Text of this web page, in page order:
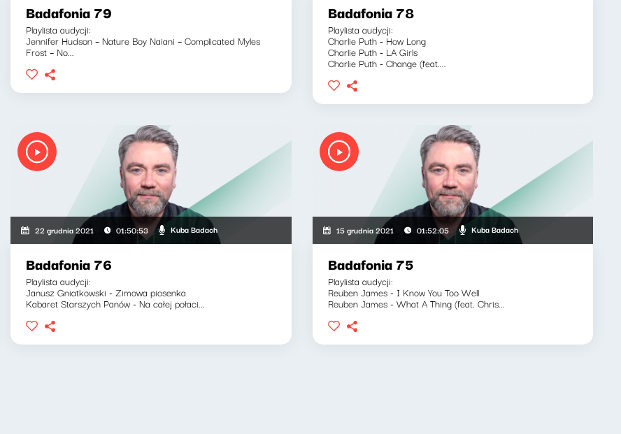
Badafonia 79
Playlista audycji:
Jennifer Hudson – Nature Boy Naiani – Complicated Myles
Frost – No...
Badafonia 78
Playlista audycji:
Charlie Puth - How Long
Charlie Puth - LA Girls
Charlie Puth - Change (feat....
22 grudnia 2021 01:50:53 Kuba Badach
Badafonia 76
Playlista audycji:
Janusz Gniatkowski - Zimowa piosenka
Kabaret Starszych Panów - Na całej połaci...
15 grudnia 2021 01:52:05 Kuba Badach
Badafonia 75
Playlista audycji:
Reuben James - I Know You Too Well
Reuben James - What A Thing (feat. Chris...